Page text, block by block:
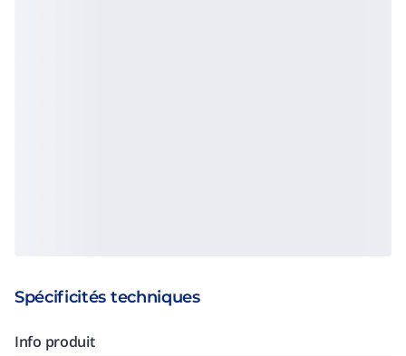
Spécificités techniques
Info produit